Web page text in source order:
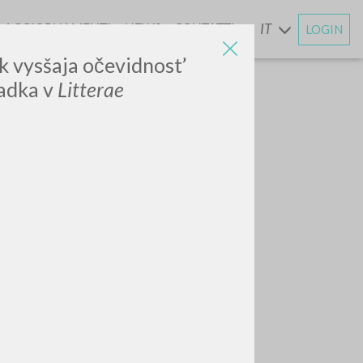
vysšaja očevidnost’
v Litterae
AGGIORNAMENTIENEWS CONTATTI IT LOGIN